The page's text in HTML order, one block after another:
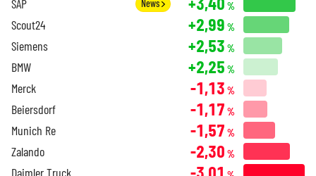
SAP News %
Scout24 +2,99 %
Siemens +2,53 %
BMW +2,25 %
Merck -1,13 %
Beiersdorf -1,17 %
Munich Re -1,57 %
Zalando -2,30 %
Daimler Truck